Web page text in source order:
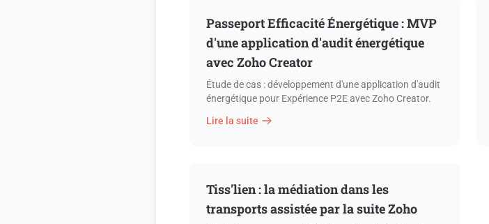
Passeport Efficacité Énergétique : MVP
d'une application d'audit énergétique
avec Zoho Creator
Étude de cas : développement d'une application d'audit
énergétique pour Expérience P2E avec Zoho Creator.
Lire la suite
Tiss'lien : la médiation dans les
transports assistée par la suite Zoho